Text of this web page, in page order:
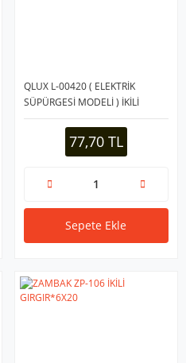
QLUX L-00420 ( ELEKTRİK
SÜPÜRGESİ MODELİ ) İKİLİ
GIRGIR ( RENKLİ PLASTİK )*24=K
77,70 TL
Sepete Ekle